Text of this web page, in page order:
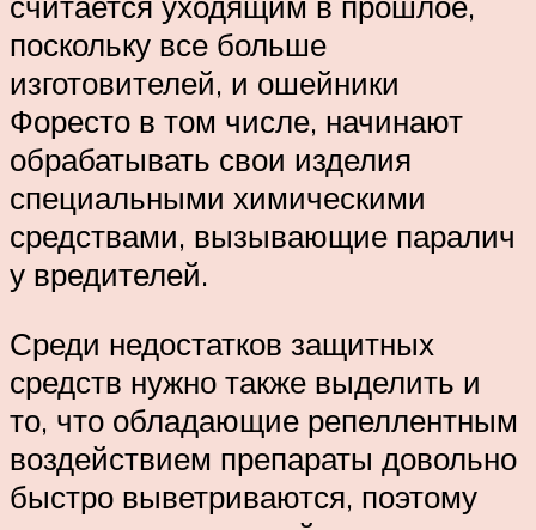
поскольку все больше
изготовителей, и ошейники
Форесто в том числе, начинают
обрабатывать свои изделия
специальными химическими
средствами, вызывающие паралич
у вредителей.
Среди недостатков защитных
средств нужно также выделить и
то, что обладающие репеллентным
воздействием препараты довольно
быстро выветриваются, поэтому